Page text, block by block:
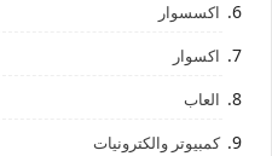
اكسسوار
اكسوار
العاب
كمبيوتر والكترونيات